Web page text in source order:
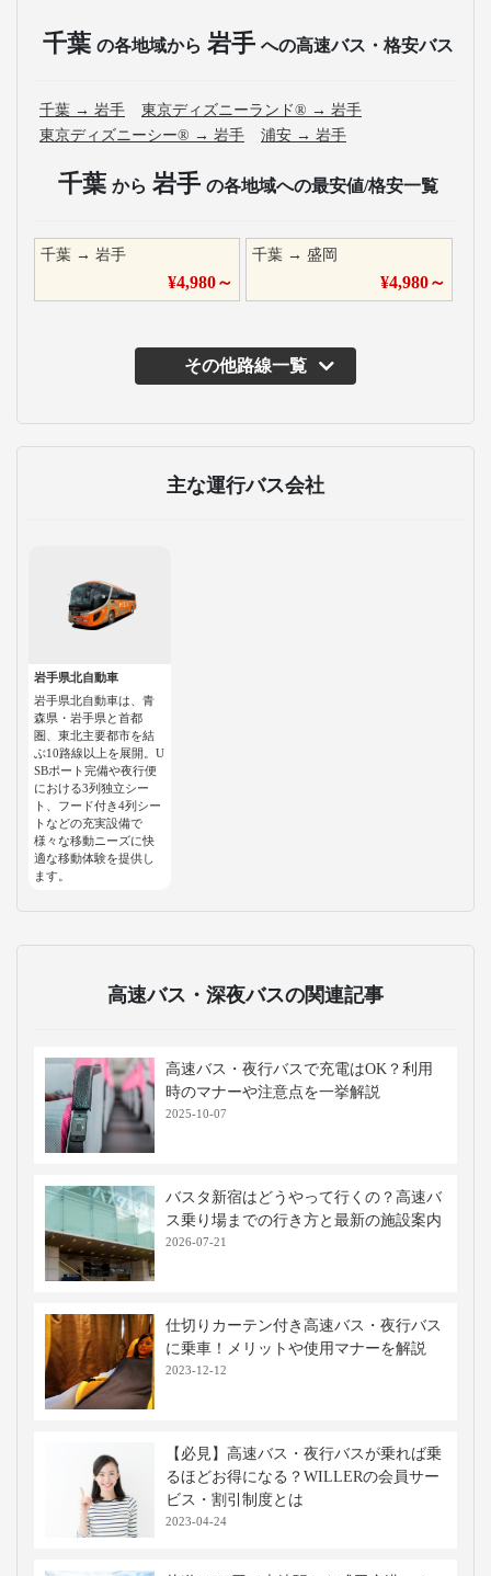
千葉 の各地域から 岩手 への高速バス・格安バス
千葉 → 岩手 東京ディズニーランド® → 岩手
東京ディズニーシー® → 岩手 浦安 → 岩手
千葉 から 岩手 の各地域への最安値/格安一覧
千葉 → 岩手
¥4,980～
千葉 →盛岡
¥4,980～
その他路線一覧
主な運行バス会社
岩手県北自動車
岩手県北自動車は、青
森県・岩手県と首都
圏、東北主要都市を結
ぶ10路線以上を展開。U
SBポート完備や夜行便
における3列独立シー
ト、フード付き4列シー
トなどの充実設備で
様々な移動ニーズに快
適な移動体験を提供し
ます。
高速バス・深夜バスの関連記事
高速バス・夜行バスで充電はOK？利用
時のマナーや注意点を一挙解説
2025-10-07
バスタ新宿はどうやって行くの？高速バ
ス乗り場までの行き方と最新の施設案内
2026-07-21
仕切りカーテン付き高速バス・夜行バス
に乗車！メリットや使用マナーを解説
2023-12-12
【必見】高速バス・夜行バスが乗れば乗
るほどお得になる？WILLERの会員サー
ビス・割引制度とは
2023-04-24